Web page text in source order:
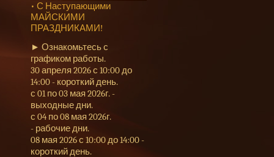
• С Наступающими
МАЙСКИМИ
ПРАЗДНИКАМИ!
► Ознакомьтесь с
графиком работы.
30 апреля 2026 с 10:00 до
14:00 - короткий день.
с 01 по 03 мая 2026г. -
выходные дни.
с 04 по 08 мая 2026г.
- рабочие дни.
08 мая 2026 с 10:00 до 14:00 -
короткий день.